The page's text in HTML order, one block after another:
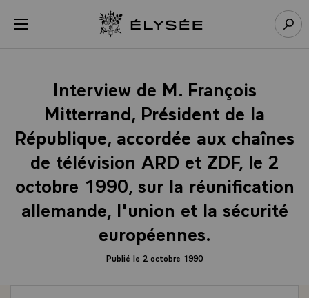
menu Retour à l’accueil Élysée
Interview de M. François
Mitterrand, Président de la
République, accordée aux chaînes
de télévision ARD et ZDF, le 2
octobre 1990, sur la réunification
allemande, l'union et la sécurité
européennes.
Publié le 2 octobre 1990
Panneau de gestion des cookies